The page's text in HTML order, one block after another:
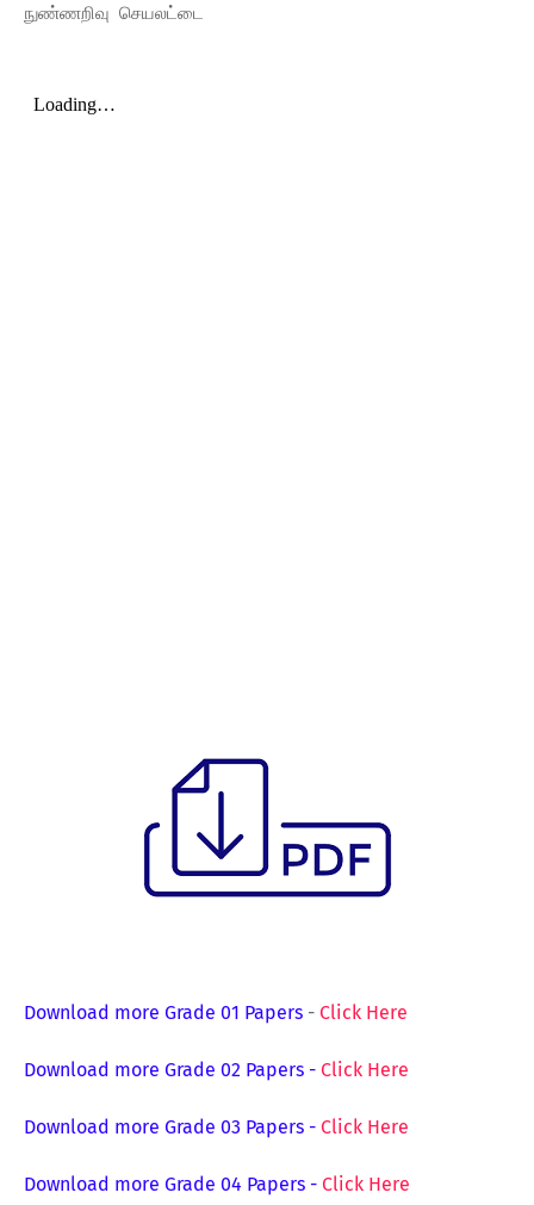
நுண்ணறிவு செயலட்டை
Download more Grade 01 Papers - Click Here
Download more Grade 02 Papers - Click Here
Download more Grade 03 Papers - Click Here
Download more Grade 04 Papers - Click Here